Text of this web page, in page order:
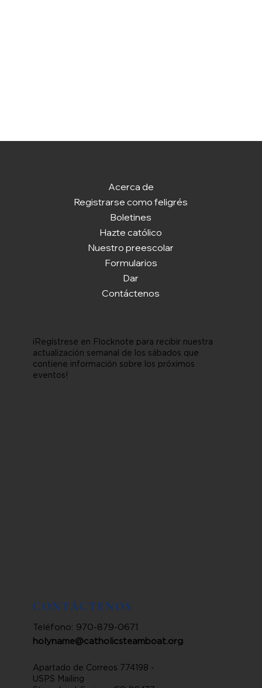
Acerca de
Registrarse como feligrés
Boletines
Hazte católico
Nuestro preescolar
Formularios
Dar
Contáctenos
¡Regístrese en Flocknote para recibir nuestra
actualización semanal de los sábados que
contiene información sobre los próximos
eventos!
CONTÁCTENOS
Teléfono: 970-879-0671
holyname@catholicsteamboat.org
Apartado de Correos 774198 -
USPS Mailing